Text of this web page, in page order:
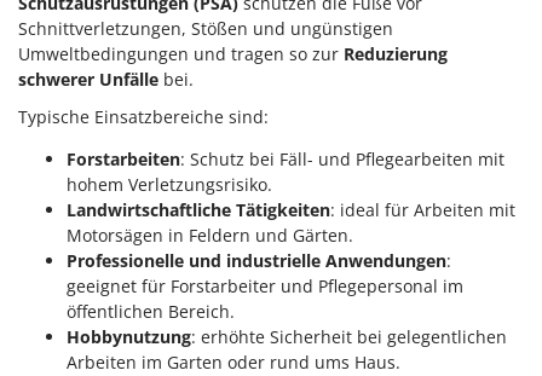
Schnittverletzungen, Stößen und ungünstigen
Umweltbedingungen und tragen so zur Reduzierung
schwerer Unfälle bei.
Typische Einsatzbereiche sind:
Forstarbeiten: Schutz bei Fäll- und Pflegearbeiten mit
hohem Verletzungsrisiko.
Landwirtschaftliche Tätigkeiten: ideal für Arbeiten mit
Motorsägen in Feldern und Gärten.
Professionelle und industrielle Anwendungen:
geeignet für Forstarbeiter und Pflegepersonal im
öffentlichen Bereich.
Hobbynutzung: erhöhte Sicherheit bei gelegentlichen
Arbeiten im Garten oder rund ums Haus.